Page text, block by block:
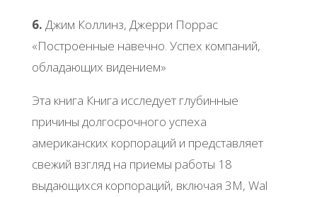
6. Джим Коллинз, Джерри Поррас
«Построенные навечно. Успех компаний,
обладающих видением»
Эта книга Книга исследует глубинные
причины долгосрочного успеха
американских корпораций и представляет
свежий взгляд на приемы работы 18
выдающихся корпораций, включая 3М, Wal